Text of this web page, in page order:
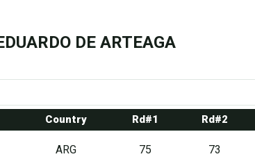
DE ARTEAGA
Country Rd#1 Rd#2
ARG 75 73